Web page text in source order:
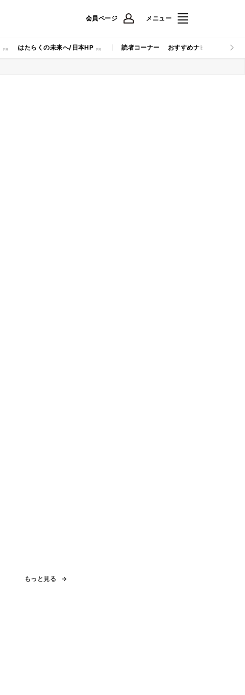
会員ページ メニュー
はたらくの未来へ/日本HP 読者コーナー おすすめナビ マイナビ
もっと見る